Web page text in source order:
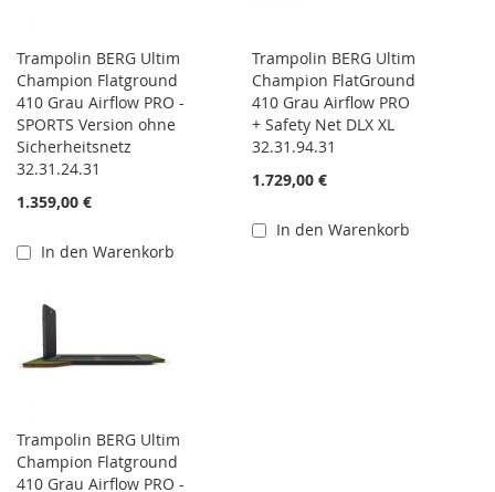
Trampolin BERG Ultim
Champion Flatground
410 Grau Airflow PRO -
SPORTS Version ohne
Sicherheitsnetz
32.31.24.31
1.359,00 €
In den Warenkorb
Trampolin BERG Ultim
Champion FlatGround
410 Grau Airflow PRO
+ Safety Net DLX XL
32.31.94.31
1.729,00 €
In den Warenkorb
Trampolin BERG Ultim
Champion Flatground
410 Grau Airflow PRO -